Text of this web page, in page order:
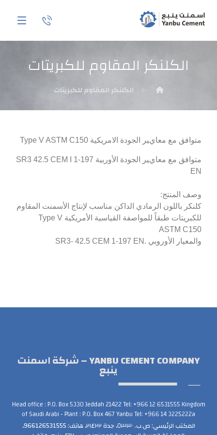
الكلنكر المقاوم للكبريتات
الكلنكر المقاوم للكبريتات
متوافق مع معايﻴﺮ الجودة الامريكية Type V ASTM C150
متوافق مع معايﻴﺮ الجودة الأوربية SR3 42.5 CEM I 1-197
EN
وصف المنتج:
كلنكر باللون الرمادي الداكن مناسب لإنتاج الأسمنت المقاوم
للكبريتات طبقاً للمواصفة القياسية الأمريكية Type V
ASTM C150
والمعيار الأوروﺑﻲ .SR3- 42.5 CEM 1-197 EN
YANBU CEMENT COMPANY – شركة اسمنت
ينبع
Head office : P.O. Box 5330 Jeddah 21422 Tel: +966 12 6531555 Kingdom
of Saudi Arabi - Plant : P.O. Box 467 Yanbu Tel: +966 14 3225222a
المكتب الرئيسي: ص.ب. ٥٣٣٠، جدة ٢١٤٢٢، هاتف: 966126531555،